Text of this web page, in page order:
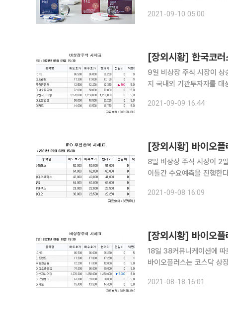
이즈바이옴에는 17종의 프
2021-09-10 05:00
[장외시황] 한국코
9일 비상장 주식 시장이 상승 반전했다. K뷰티 전자상거래 플랫폼
지 국내외 기관투자자를 대
한국코러스가 호가 8만
2021-09-09 16:44
[장외시황] 바이오
8일 비상장 주식 시장이 2일 연속 하락했다. 필러제조 및 판
이틀간 수요예측을 진행
2021-09-08 16:09
[장외시황] 바이오플
18일 38커뮤니케이션에 따르면 비상
바이오플러스는 코스닥 상
공개)관련 주로 면역세포
2021-08-18 16:01